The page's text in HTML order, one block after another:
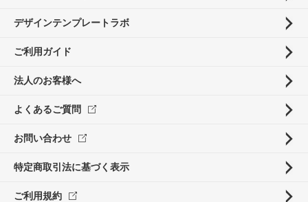
デザインテンプレートラボ
ご利用ガイド
法人のお客様へ
よくあるご質問
お問い合わせ
特定商取引法に基づく表示
ご利用規約